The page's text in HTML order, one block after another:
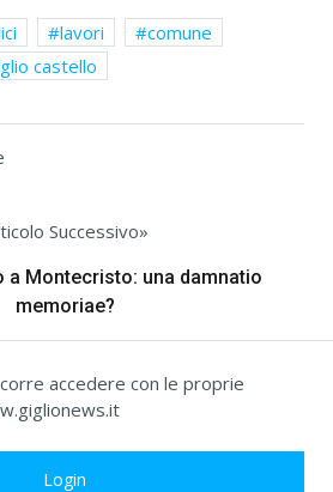
lavori
comune
castello
Successivo»
a Montecristo: una damnatio
memoriae?
accedere con le proprie
Login